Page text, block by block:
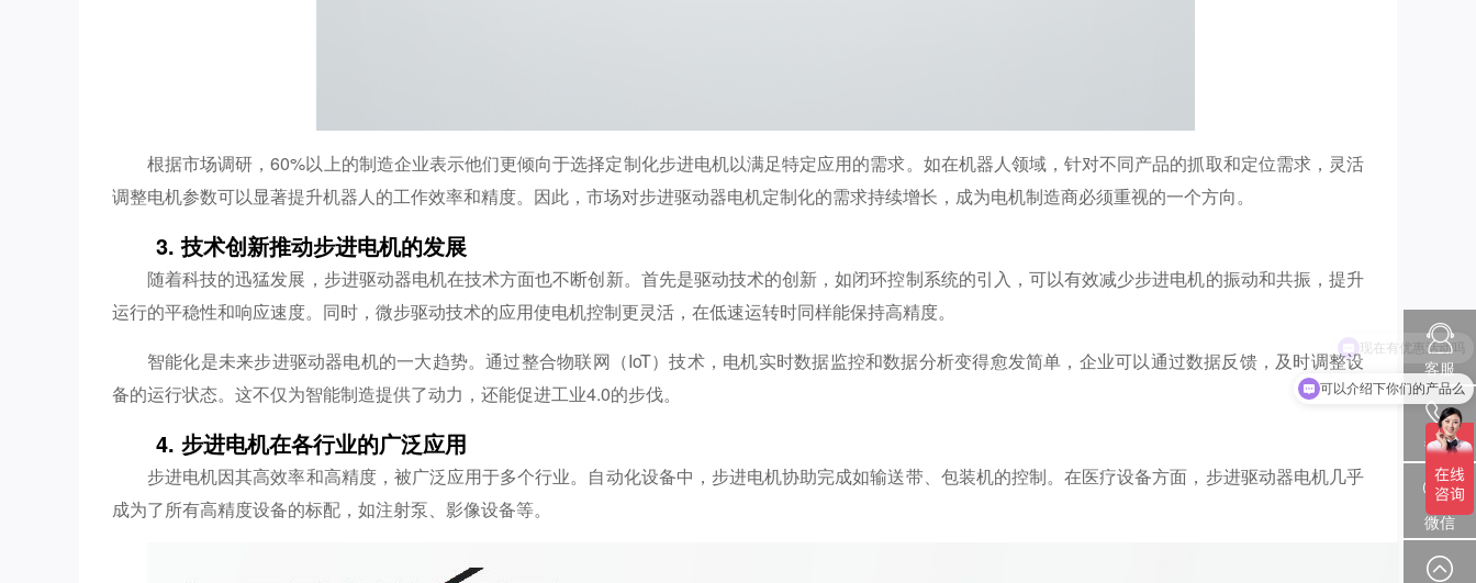
根据市场调研，60%以上的制造企业表示他们更倾向于选择定制化步进电机以满足特定应用的需求。如在机器人领域，针对不同产品的抓取和定位需求，灵活
调整电机参数可以显著提升机器人的工作效率和精度。因此，市场对步进驱动器电机定制化的需求持续增长，成为电机制造商必须重视的一个方向。
3. 技术创新推动步进电机的发展
随着科技的迅猛发展，步进驱动器电机在技术方面也不断创新。首先是驱动技术的创新，如闭环控制系统的引入，可以有效减少步进电机的振动和共振，提升
运行的平稳性和响应速度。同时，微步驱动技术的应用使电机控制更灵活，在低速运转时同样能保持高精度。
智能化是未来步进驱动器电机的一大趋势。通过整合物联网（IoT）技术，电机实时数据监控和数据分析变得愈发简单，企业可以通过数据反馈，及时调整设
备的运行状态。这不仅为智能制造提供了动力，还能促进工业4.0的步伐。
4. 步进电机在各行业的广泛应用
步进电机因其高效率和高精度，被广泛应用于多个行业。自动化设备中，步进电机协助完成如输送带、包装机的控制。在医疗设备方面，步进驱动器电机几乎
成为了所有高精度设备的标配，如注射泵、影像设备等。
客服
热线
微信
可以介绍下你们的产品么